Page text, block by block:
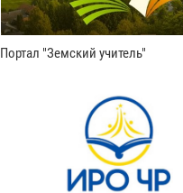
Портал "Земский учитель"